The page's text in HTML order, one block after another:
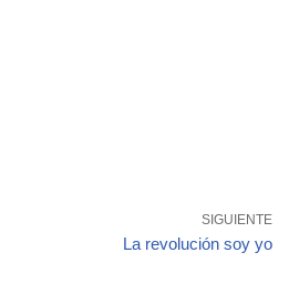
SIGUIENTE
La revolución soy yo